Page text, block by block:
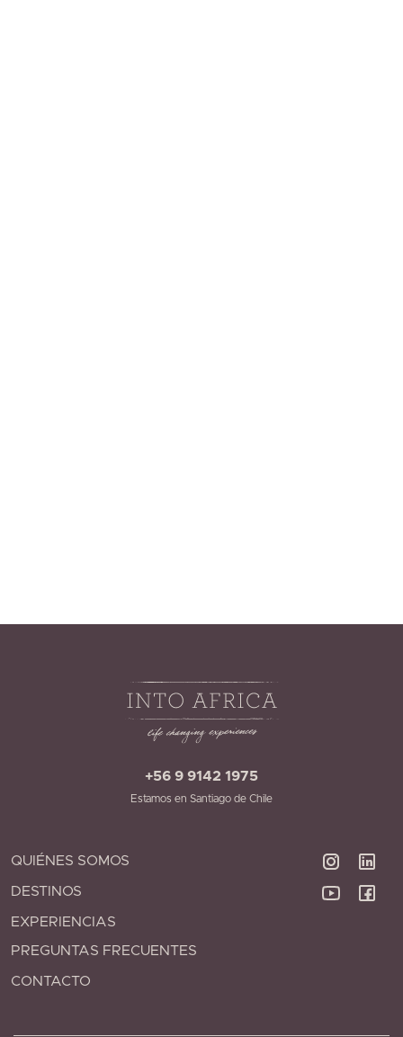
+56 9 9142 1975
Estamos en Santiago de Chile
QUIÉNES SOMOS
DESTINOS
EXPERIENCIAS
PREGUNTAS FRECUENTES
CONTACTO